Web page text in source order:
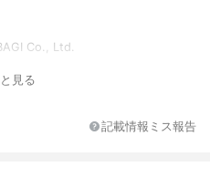
Co., Ltd.
見る
記載情報ミス報告